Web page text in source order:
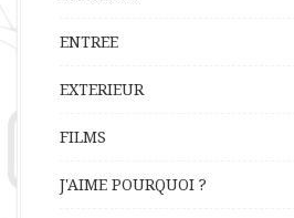
ENTREE
EXTERIEUR
FILMS
J'AIME POURQUOI ?